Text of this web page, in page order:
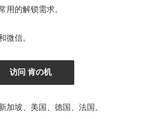
用的解锁需求。
微信。
访问 肯の机
加坡、美国、德国、法国。